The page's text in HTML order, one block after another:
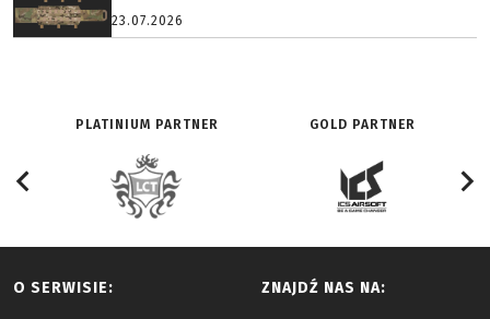
23.07.2026
PLATINIUM PARTNER GOLD PARTNER
O SERWISIE: ZNAJDŹ NAS NA: